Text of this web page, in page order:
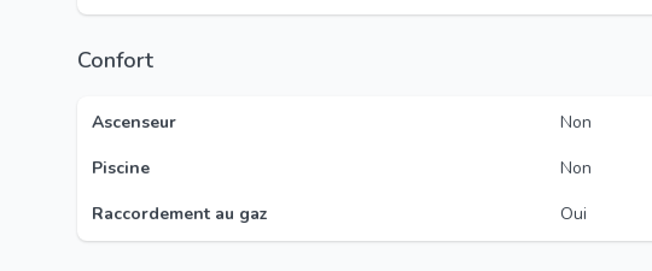
Confort
Ascenseur
Non
Piscine
Non
Raccordement au gaz
Oui